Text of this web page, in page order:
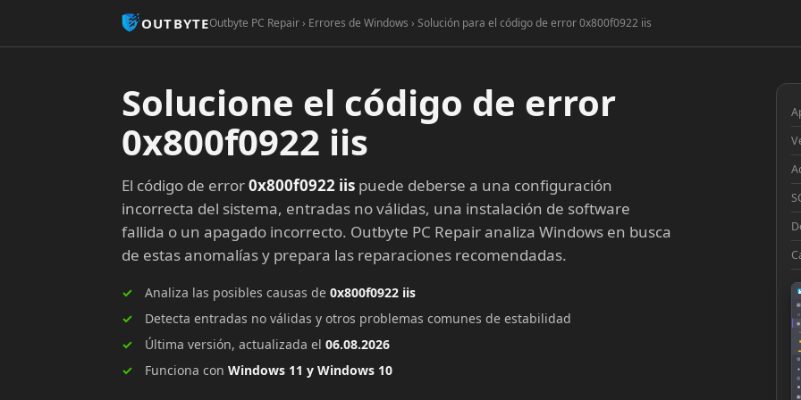
OUTBYTEOutbyte PC Repair › Errores de Windows › Solución para el código de error 0x800f0922 iis
Solucione el código de error
0x800f0922 iis
El código de error0x800f0922 iis puede deberse a una configuración
incorrecta del sistema, entradas no válidas, una instalación de software
fallida o un apagado incorrecto. Outbyte PC Repair analiza Windows en busca
de estas anomalías y prepara las reparaciones recomendadas.
Analiza las posibles causas de 0x800f0922 iis
Detecta entradas no válidas y otros problemas comunes de estabilidad
Última versión, actualizada el 06.08.2026
Funciona con Windows 11 y Windows 10
▦
□
◉
◔
■
⚙
●
◎
■
▣